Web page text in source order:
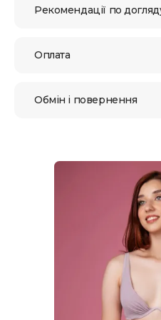
Рекомендації по
Оплата
Обмін і повернення